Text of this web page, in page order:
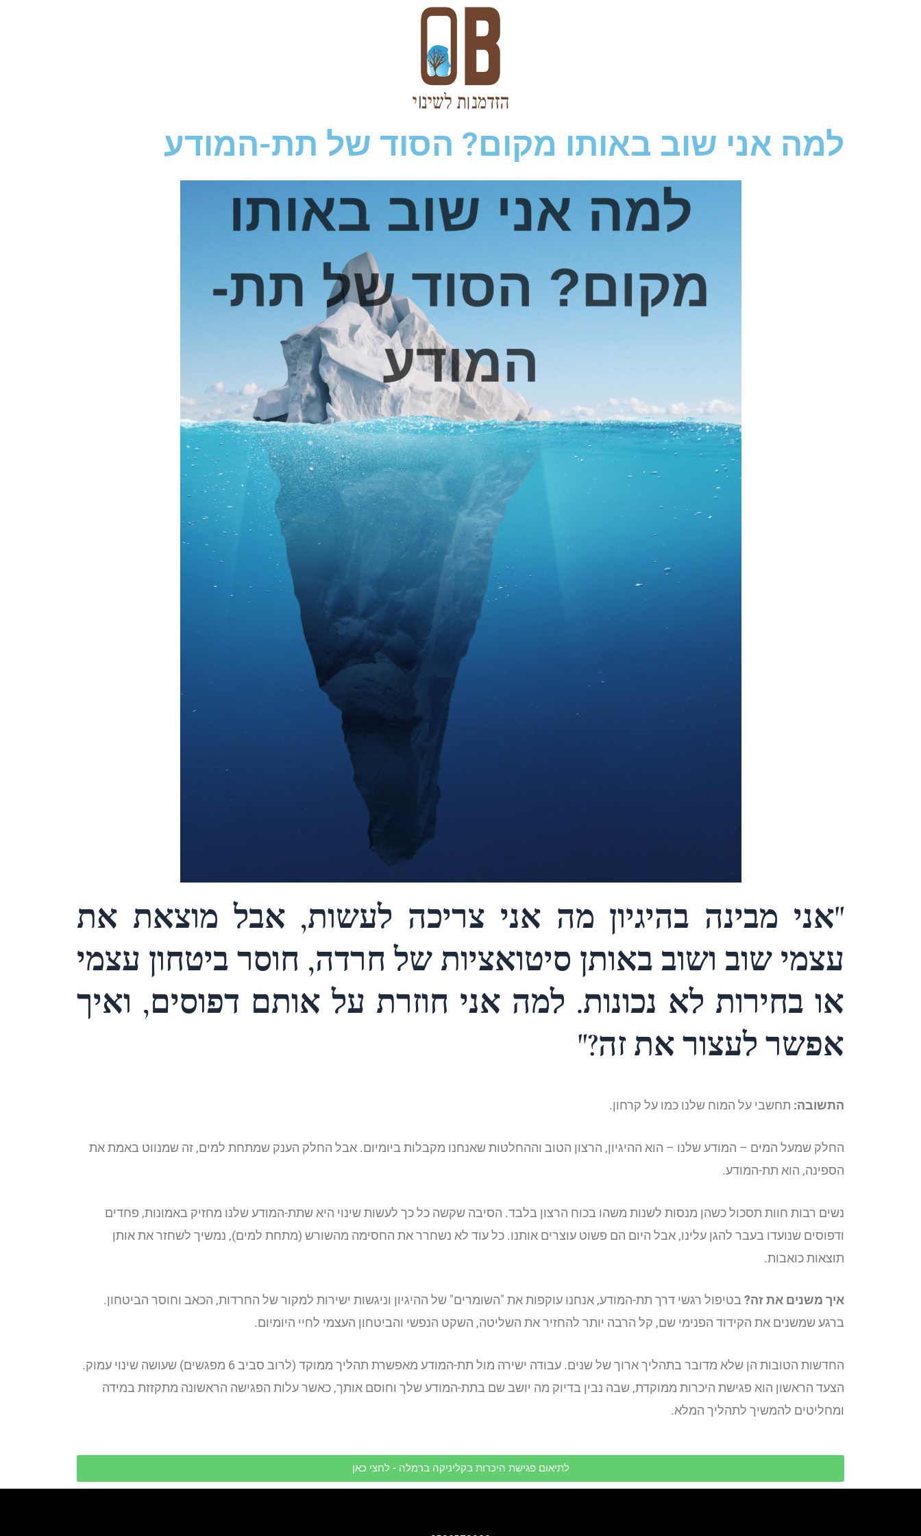
למה אני שוב באותו מקום? הסוד של תת-המודע
"אני מבינה בהיגיון מה אני צריכה לעשות, אבל מוצאת את
עצמי שוב ושוב באותן סיטואציות של חרדה, חוסר ביטחון עצמי
או בחירות לא נכונות. למה אני חוזרת על אותם דפוסים, ואיך
אפשר לעצור את זה?"
התשובה: תחשבי על המוח שלנו כמו על קרחון.
החלק שמעל המים – המודע שלנו – הוא ההיגיון, הרצון הטוב וההחלטות שאנחנו מקבלות ביומיום. אבל החלק הענק שמתחת למים, זה שמנווט באמת את
הספינה, הוא תת-המודע.
נשים רבות חוות תסכול כשהן מנסות לשנות משהו בכוח הרצון בלבד. הסיבה שקשה כל כך לעשות שינוי היא שתת-המודע שלנו מחזיק באמונות, פחדים
ודפוסים שנועדו בעבר להגן עלינו, אבל היום הם פשוט עוצרים אותנו. כל עוד לא נשחרר את החסימה מהשורש (מתחת למים), נמשיך לשחזר את אותן
תוצאות כואבות.
איך משנים את זה? בטיפול רגשי דרך תת-המודע, אנחנו עוקפות את "השומרים" של ההיגיון וניגשות ישירות למקור של החרדות, הכאב וחוסר הביטחון.
ברגע שמשנים את הקידוד הפנימי שם, קל הרבה יותר להחזיר את השליטה, השקט הנפשי והביטחון העצמי לחיי היומיום.
החדשות הטובות הן שלא מדובר בתהליך ארוך של שנים. עבודה ישירה מול תת-המודע מאפשרת תהליך ממוקד (לרוב סביב 6 מפגשים) שעושה שינוי עמוק.
הצעד הראשון הוא פגישת היכרות ממוקדת, שבה נבין בדיוק מה יושב שם בתת-המודע שלך וחוסם אותך, כאשר עלות הפגישה הראשונה מתקזזת במידה
ומחליטים להמשיך לתהליך המלא.
לתיאום פגישת היכרות בקליניקה ברמלה - לחצי כאן